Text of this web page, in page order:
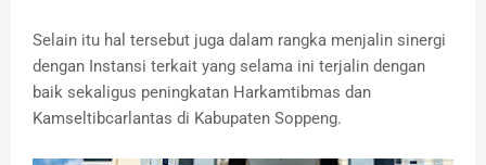
Selain itu hal tersebut juga dalam rangka menjalin sinergi
dengan Instansi terkait yang selama ini terjalin dengan
baik sekaligus peningkatan Harkamtibmas dan
Kamseltibcarlantas di Kabupaten Soppeng.